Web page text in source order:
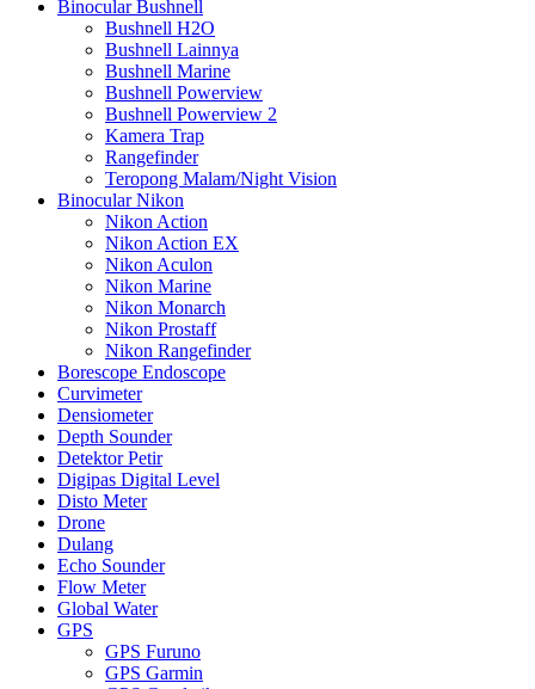
Binocular Bushnell
Bushnell H2O
Bushnell Lainnya
Bushnell Marine
Bushnell Powerview
Bushnell Powerview 2
Kamera Trap
Rangefinder
Teropong Malam/Night Vision
Binocular Nikon
Nikon Action
Nikon Action EX
Nikon Aculon
Nikon Marine
Nikon Monarch
Nikon Prostaff
Nikon Rangefinder
Borescope Endoscope
Curvimeter
Densiometer
Depth Sounder
Detektor Petir
Digipas Digital Level
Disto Meter
Drone
Dulang
Echo Sounder
Flow Meter
Global Water
GPS
GPS Furuno
GPS Garmin